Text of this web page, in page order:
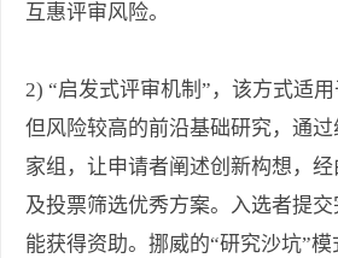
互惠评审风险。
2) “启发式评审机制”，该方式适
但风险较高的前沿基础研究，通
家组，让申请者阐述创新构想，
及投票筛选优秀方案。入选者提
能获得资助。挪威的“研究沙坑”